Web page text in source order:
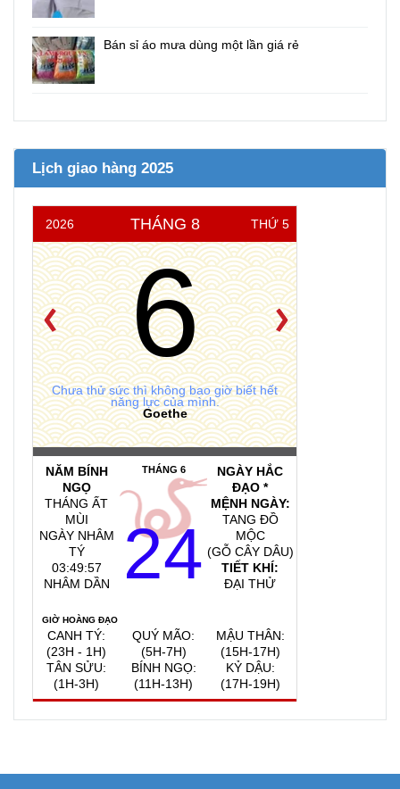
Bán sỉ áo mưa dùng một lần giá rẻ
Lịch giao hàng 2025
2026 THÁNG 8 THỨ 5
6
Chưa thử sức thì không bao giờ biết hết
năng lực của mình.
Goethe
NĂM BÍNH
NGỌ
THÁNG ẤT
MÙI
NGÀY NHÂM
TÝ
03:49:58
NHÂM DẦN
THÁNG 6
24
NGÀY HẮC
ĐẠO *
MỆNH NGÀY:
TANG ĐỒ
MỘC
(GỖ CÂY DÂU)
TIẾT KHÍ:
ĐẠI THỬ
GIỜ HOÀNG ĐẠO
CANH TÝ:
(23H - 1H)
TÂN SỬU:
(1H-3H)
QUÝ MÃO:
(5H-7H)
BÍNH NGỌ:
(11H-13H)
MẬU THÂN:
(15H-17H)
KỶ DẬU:
(17H-19H)